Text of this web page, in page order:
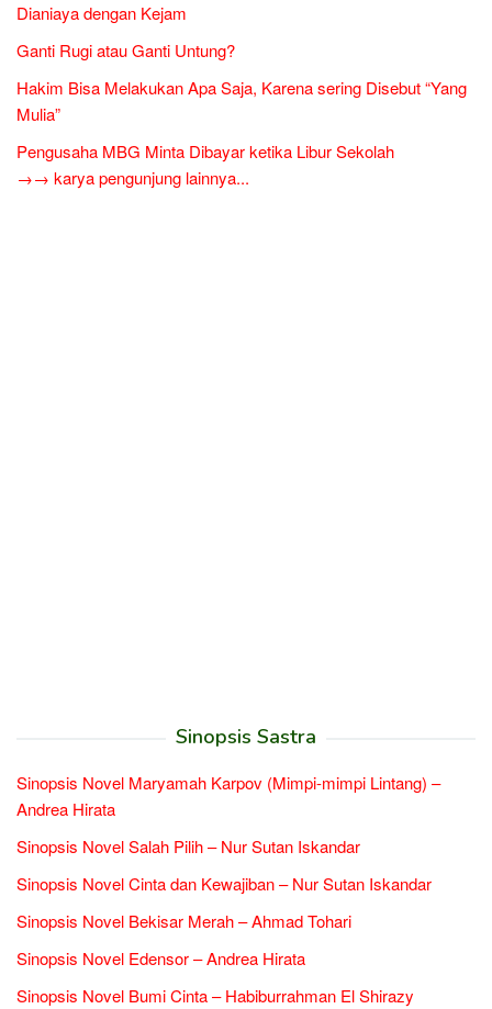
Dianiaya dengan Kejam
Ganti Rugi atau Ganti Untung?
Hakim Bisa Melakukan Apa Saja, Karena sering Disebut “Yang
Mulia”
Pengusaha MBG Minta Dibayar ketika Libur Sekolah
→→ karya pengunjung lainnya...
Sinopsis Sastra
Sinopsis Novel Maryamah Karpov (Mimpi-mimpi Lintang) –
Andrea Hirata
Sinopsis Novel Salah Pilih – Nur Sutan Iskandar
Sinopsis Novel Cinta dan Kewajiban – Nur Sutan Iskandar
Sinopsis Novel Bekisar Merah – Ahmad Tohari
Sinopsis Novel Edensor – Andrea Hirata
Sinopsis Novel Bumi Cinta – Habiburrahman El Shirazy